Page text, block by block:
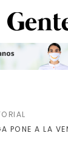
PONE A LA